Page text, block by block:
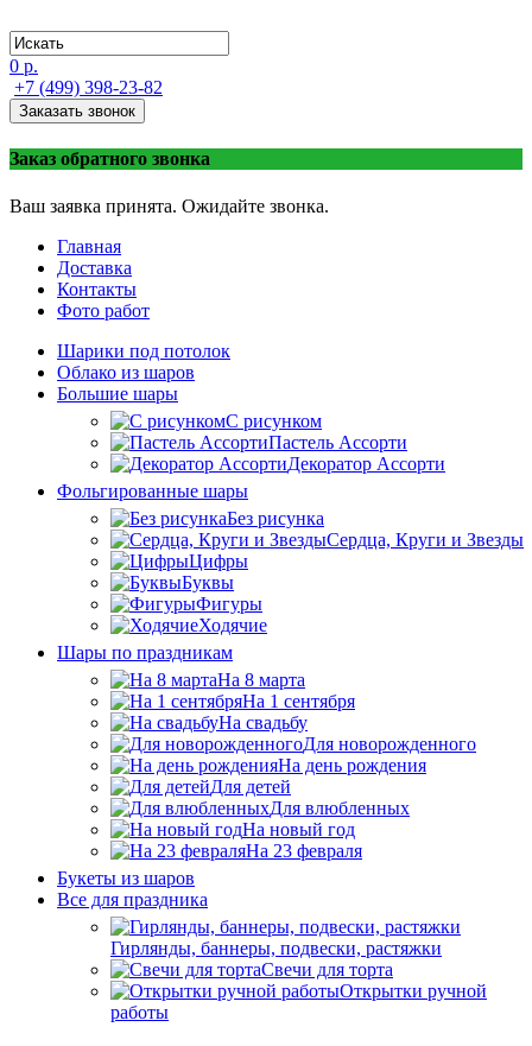
0 р.
+7 (499) 398-23-82
Заказать звонок
Заказ обратного звонка
Ваш заявка принята. Ожидайте звонка.
Главная
Доставка
Контакты
Фото работ
Шарики под потолок
Облако из шаров
Большие шары
C рисунком
Пастель Ассорти
Декоратор Ассорти
Фольгированные шары
Без рисунка
Сердца, Круги и Звезды
Цифры
Буквы
Фигуры
Ходячие
Шары по праздникам
На 8 марта
На 1 сентября
На свадьбу
Для новорожденного
На день рождения
Для детей
Для влюбленных
На новый год
На 23 февраля
Букеты из шаров
Bсе для праздника
Гирлянды, баннеры, подвески, растяжки
Свечи для торта
Открытки ручной
работы